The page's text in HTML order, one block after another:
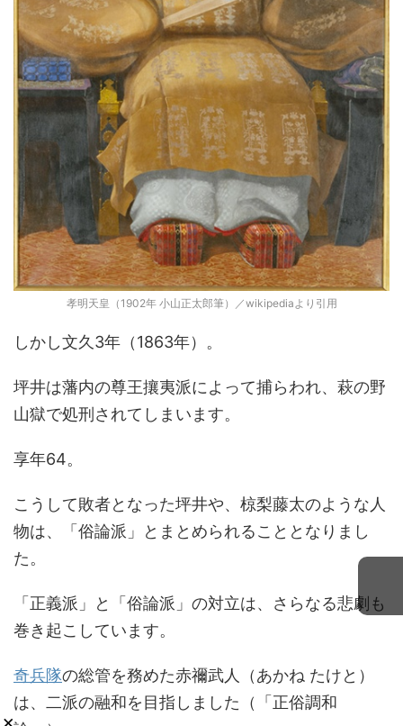
孝明天皇（1902年 小山正太郎筆）／wikipediaより引用
しかし文久3年（1863年）。
坪井は藩内の尊王攘夷派によって捕らわれ、萩の野
山獄で処刑されてしまいます。
享年64。
こうして敗者となった坪井や、椋梨藤太のような人
物は、「俗論派」とまとめられることとなりまし
た。
「正義派」と「俗論派」の対立は、さらなる悲劇も
巻き起こしています。
奇兵隊の総管を務めた赤禰武人（あかね たけと）
は、二派の融和を目指しました（「正俗調和